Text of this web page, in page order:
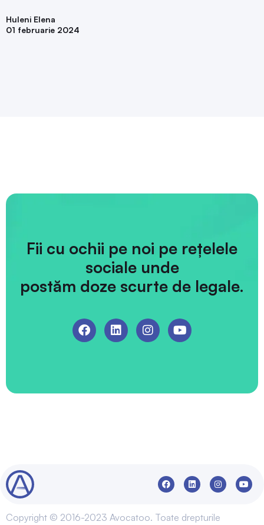
Huleni Elena
01 februarie 2024
Fii cu ochii pe noi pe rețelele
sociale unde
postăm doze scurte de legale.
Copyright © 2016-2023 Avocatoo. Toate drepturile